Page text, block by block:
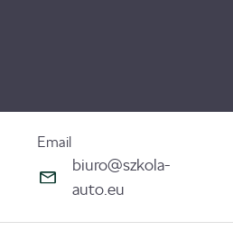
Email
biuro@szkola-
auto.eu